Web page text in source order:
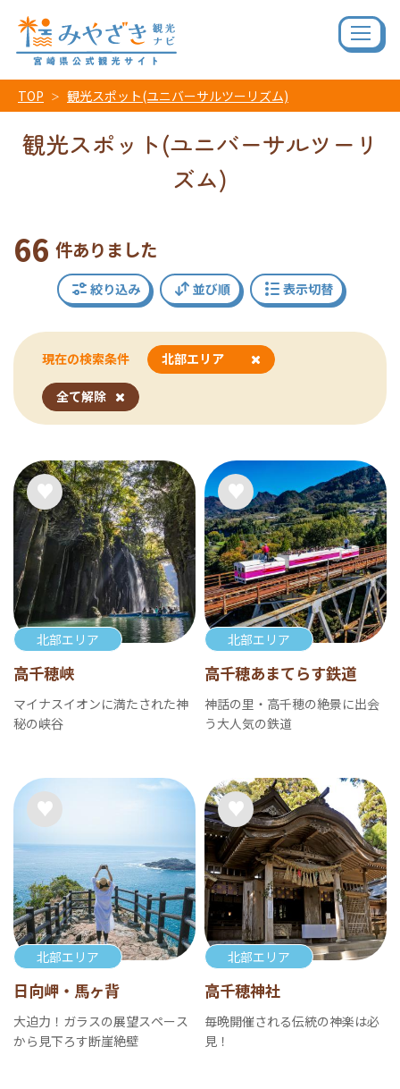
TOP 観光スポット(ユニバーサルツーリズム)
観光スポット(ユニバーサルツーリ
ズム)
66 件ありました
絞り込み 並び順 表示切替
現在の検索条件 北部エリア
全て解除
北部エリア
高千穂峡
マイナスイオンに満たされた神
秘の峡谷
北部エリア
高千穂あまてらす鉄道
神話の里・高千穂の絶景に出会
う大人気の鉄道
北部エリア
日向岬・馬ヶ背
大迫力！ガラスの展望スペース
から見下ろす断崖絶壁
北部エリア
高千穂神社
毎晩開催される伝統の神楽は必
見！